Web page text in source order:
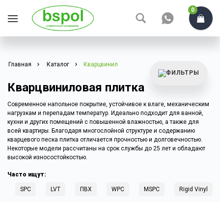
0
Главная Каталог Кварцвинил
Кварцвиниловая плитка
Современное напольное покрытие, устойчивое к влаге, механическим
нагрузкам и перепадам температур. Идеально подходит для ванной,
кухни и других помещений с повышенной влажностью, а также для
всей квартиры. Благодаря многослойной структуре и содержанию
кварцевого песка плитка отличается прочностью и долговечностью.
Некоторые модели рассчитаны на срок службы до 25 лет и обладают
высокой износостойкостью.
Часто ищут:
SPC LVT ПВХ WPC MSPC Rigid Vinyl